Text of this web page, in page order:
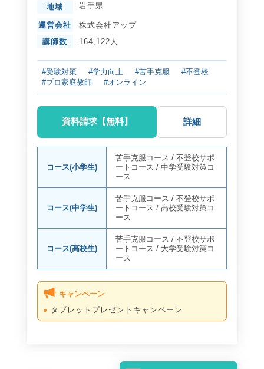
地域 岩手県
運営会社
株式会社アップ
講師数
164,122人
#受験対策 #学力向上 #苦手克服
#不登校
#プロ家庭教師
#オンライン
資料請求【無料】 詳細
コース(小学生)
苦手克服コース /不登校サポ
ートコース /中学受験対策コ
ース
コース(中学生)
苦手克服コース /不登校サポ
ートコース /高校受験対策コ
ース
コース(高校生)
苦手克服コース /不登校サポ
ートコース /大学受験対策コ
ース
キャンペーン
タブレットプレゼントキャンペーン